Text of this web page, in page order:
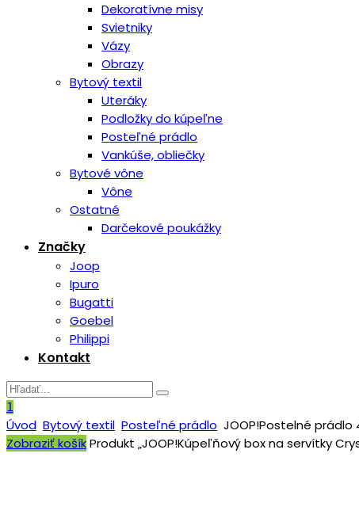
Dekoratívne misy
Svietniky
Vázy
Obrazy
Bytový textil
Uteráky
Podložky do kúpeľne
Posteľné prádlo
Vankúše, obliečky
Bytové vône
Vône
Ostatné
Darčekové poukážky
Značky
Joop
Ipuro
Bugatti
Goebel
Philippi
Kontakt
1
Úvod Bytový textil Posteľné prádlo JOOP!Postelné prádlo
Zobraziť košíkProdukt „JOOP!Kúpeľňový box na servítky